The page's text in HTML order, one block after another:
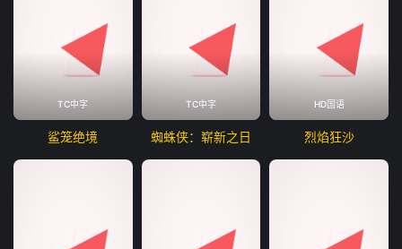
TC中字
鲨笼绝境
TC中字
蜘蛛侠：崭新之日
HD国语
烈焰狂沙